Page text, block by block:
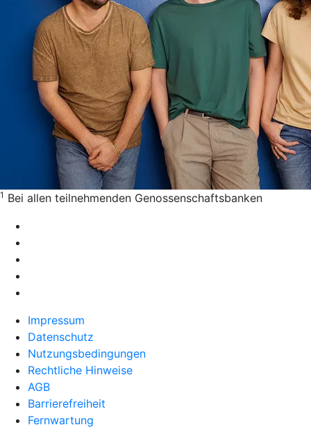
1 Bei allen teilnehmenden Genossenschaftsbanken
Impressum
Datenschutz
Nutzungsbedingungen
Rechtliche Hinweise
AGB
Barrierefreiheit
Fernwartung